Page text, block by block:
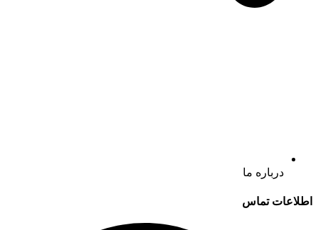
درباره ما
اطلاعات تماس